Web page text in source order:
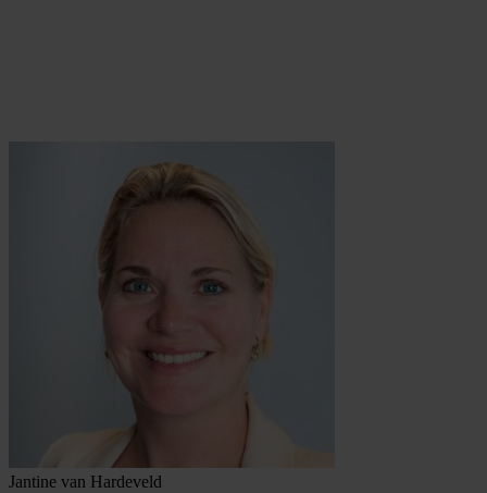
Jantine van Hardeveld